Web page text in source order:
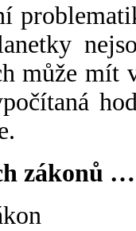
může mít
zákonů …